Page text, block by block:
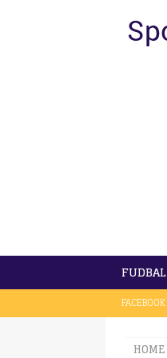
FUDBAL
FACEBOOK
HOME